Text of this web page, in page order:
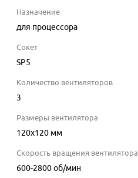
Назначение
для процессора
Сокет
SP5
Количество вентиляторов
3
Размеры вентилятора
120x120 мм
Скорость вращения вентилятора
600-2800об/мин